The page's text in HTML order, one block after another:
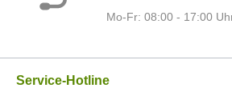
Mo-Fr: 08:00 - 17:00
Service-Hotline